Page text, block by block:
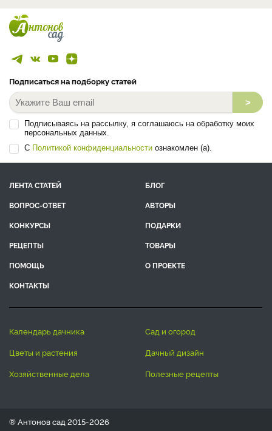
Подписаться на подборку статей
>
Подписываясь на рассылку, я соглашаюсь на обработку моих
персональных данных.
С Политикой конфиденциальности ознакомлен (а).
ЛЕНТА СТАТЕЙ
БЛОГ
ВОПРОС-ОТВЕТ
АВТОРЫ
КОНКУРСЫ
ПОДАРКИ
РЕЦЕПТЫ
ТОВАРЫ
ПОМОЩЬ
О ПРОЕКТЕ
КОНТАКТЫ
календарь дачника
сад и огород
цветы и растения
дачный дизайн
хозяйственные дела
полезные рецепты
® Антонов сад 2015-2026